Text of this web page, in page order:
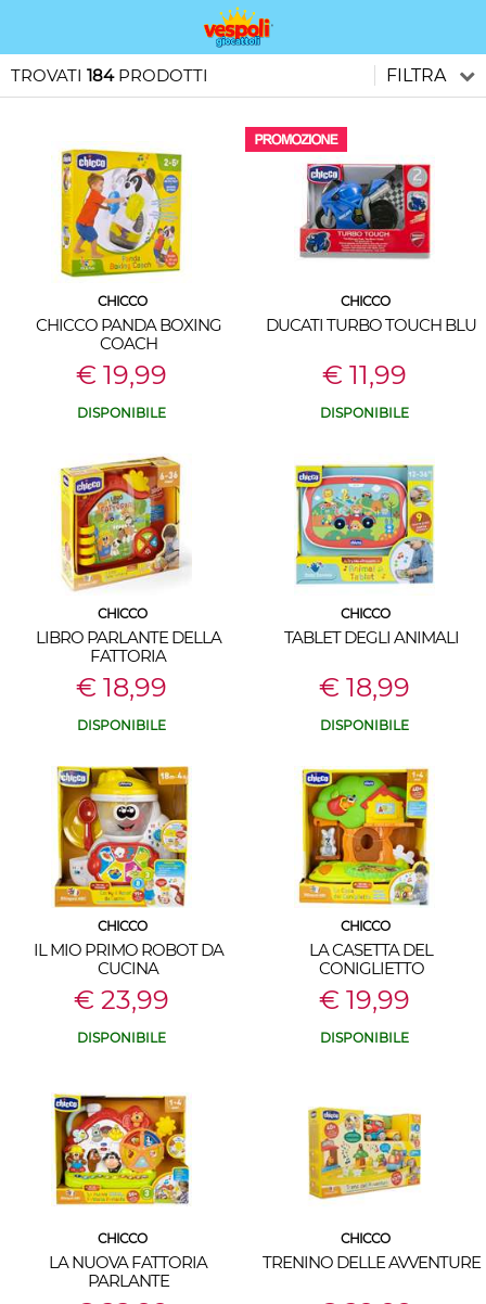
TROVATI 184PRODOTTI FILTRA
CHICCO
CHICCO PANDA BOXING
COACH
€ 19,99
DISPONIBILE
CHICCO
DUCATI TURBO TOUCH BLU
€ 11,99
DISPONIBILE
CHICCO
LIBRO PARLANTE DELLA
FATTORIA
€ 18,99
DISPONIBILE
CHICCO
TABLET DEGLI ANIMALI
€ 18,99
DISPONIBILE
CHICCO
IL MIO PRIMO ROBOT DA
CUCINA
€ 23,99
DISPONIBILE
CHICCO
LA CASETTA DEL
CONIGLIETTO
€ 19,99
DISPONIBILE
CHICCO
LA NUOVA FATTORIA
PARLANTE
CHICCO
TRENINO DELLE AVVENTURE